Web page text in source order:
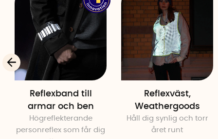
Reflexband till
armar och ben
Högreflekterande
personreflex som får dig
Reflexväst,
Weathergoods
Håll dig synlig och torr
året runt